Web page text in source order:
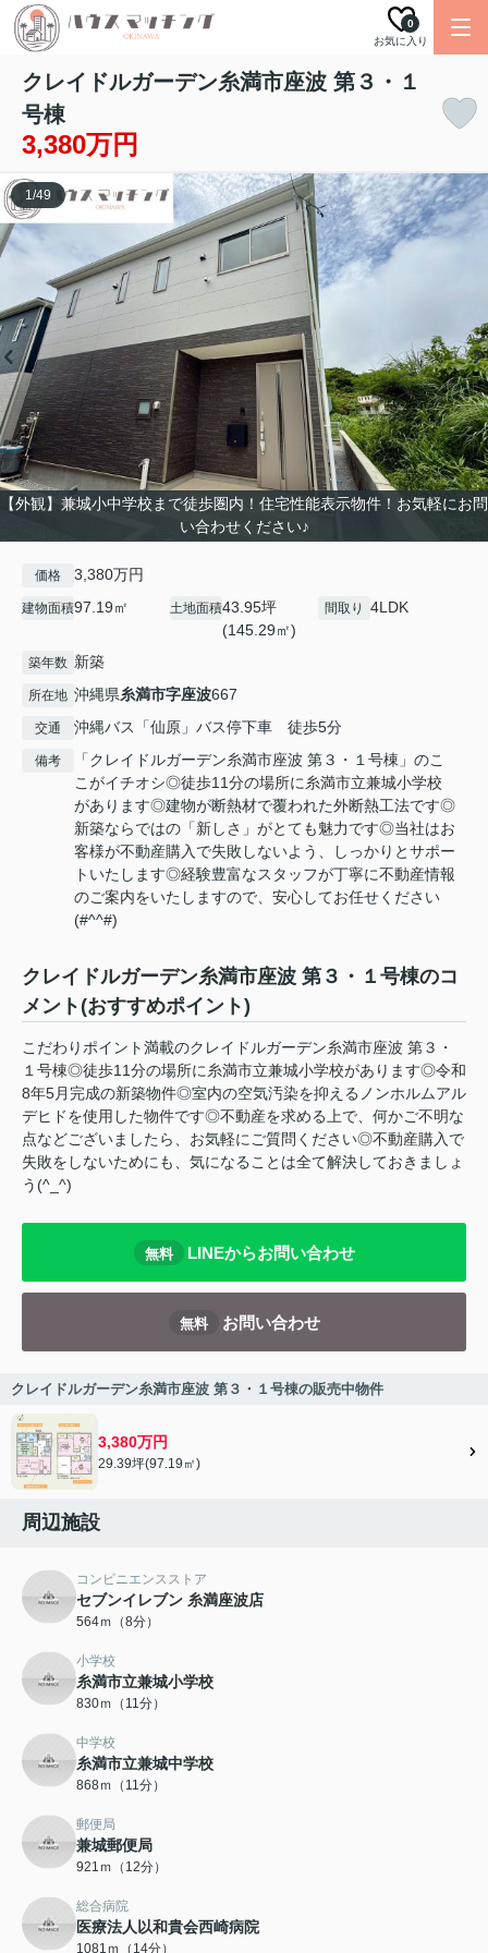
お気に入り
0
クレイドルガーデン糸満市座波 第３・１
号棟
3,380万円
【外観】兼城小中学校まで徒歩圏内！住宅性能表示物件！お気軽にお問
い合わせください♪
1/49
価格 3,380万円
建物面積97.19㎡ 土地面積43.95坪
(145.29㎡)
間取り 4LDK
築年数 新築
所在地 沖縄県糸満市字座波667
交通 沖縄バス「仙原」バス停下車 徒歩5分
備考
「クレイドルガーデン糸満市座波 第３・１号棟」のこ
こがイチオシ◎徒歩11分の場所に糸満市立兼城小学校
があります◎建物が断熱材で覆われた外断熱工法です◎
新築ならではの「新しさ」がとても魅力です◎当社はお
客様が不動産購入で失敗しないよう、しっかりとサポー
トいたします◎経験豊富なスタッフが丁寧に不動産情報
のご案内をいたしますので、安心してお任せください
(#^^#)
クレイドルガーデン糸満市座波 第３・１号棟のコ
メント(おすすめポイント)
こだわりポイント満載のクレイドルガーデン糸満市座波 第３・
１号棟◎徒歩11分の場所に糸満市立兼城小学校があります◎令和
8年5月完成の新築物件◎室内の空気汚染を抑えるノンホルムアル
デヒドを使用した物件です◎不動産を求める上で、何かご不明な
点などございましたら、お気軽にご質問ください◎不動産購入で
失敗をしないためにも、気になることは全て解決しておきましょ
う(^_^)
無料 LINEからお問い合わせ
無料 お問い合わせ
クレイドルガーデン糸満市座波 第３・１号棟の販売中物件
3,380万円
29.39坪(97.19㎡)
周辺施設
コンビニエンスストア
セブンイレブン 糸満座波店
564ｍ（8分）
小学校
糸満市立兼城小学校
830ｍ（11分）
中学校
糸満市立兼城中学校
868ｍ（11分）
郵便局
兼城郵便局
921ｍ（12分）
総合病院
医療法人以和貴会西崎病院
1081ｍ（14分）